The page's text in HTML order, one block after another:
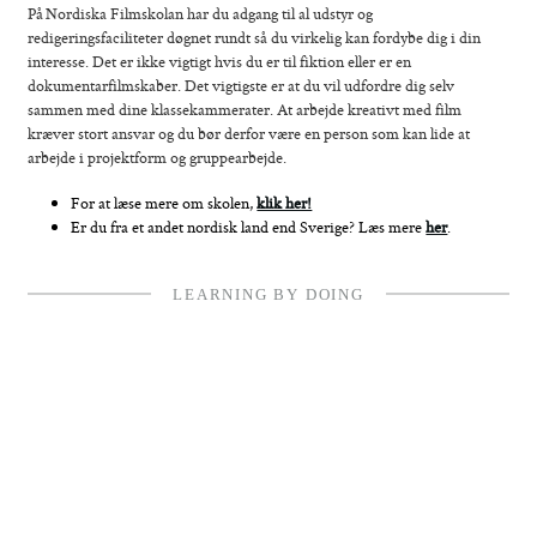
PåNordiska Filmskolanhar du adgang til al udstyr og
redigeringsfaciliteter døgnet rundt så du virkelig kan fordybe dig i din
interesse. Det er ikke vigtigt hvis du er til fiktion eller er en
dokumentarfilmskaber. Det vigtigste er at du vil udfordre dig selv
sammen med dine klassekammerater. At arbejde kreativt med film
kræver stort ansvar og du bør derfor være en person som kan lide at
arbejde i projektform og gruppearbejde.
For at læse mere om skolen,klik her!
Er du fra et andet nordisk land end Sverige? Læs mereher.
LEARNING BY DOING